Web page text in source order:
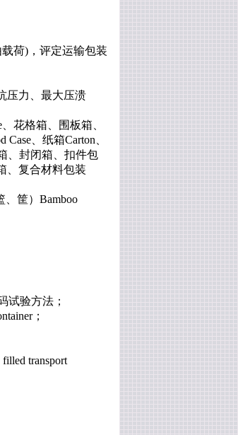
荷)，评定运输包装
压力、最大压溃
花格箱、围板箱、
、纸箱Carton、
、封闭箱、扣件包
、复合材料包装
、筐）Bamboo
试验方法；
；
transport